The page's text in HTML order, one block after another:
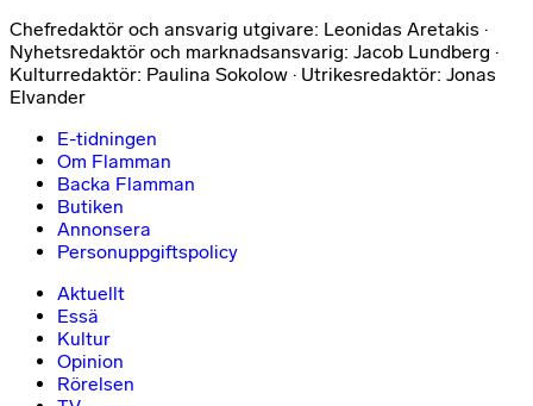
Chefredaktör och ansvarig utgivare: Leonidas Aretakis ·
Nyhetsredaktör och marknadsansvarig: Jacob Lundberg ·
Kulturredaktör: Paulina Sokolow · Utrikesredaktör: Jonas
Elvander
E-tidningen
Om Flamman
Backa Flamman
Butiken
Annonsera
Personuppgiftspolicy
Aktuellt
Essä
Kultur
Opinion
Rörelsen